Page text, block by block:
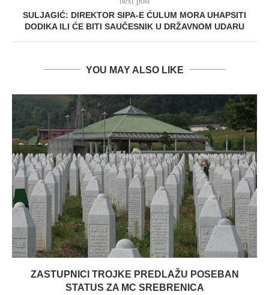
SULJAGIĆ: DIREKTOR SIPA-E ĆULUM MORA UHAPSITI
DODIKA ILI ĆE BITI SAUČESNIK U DRŽAVNOM UDARU
YOU MAY ALSO LIKE
ZASTUPNICI TROJKE PREDLAŽU POSEBAN
STATUS ZA MC SREBRENICA